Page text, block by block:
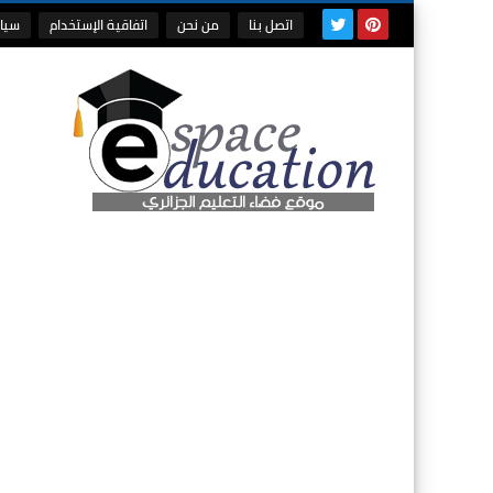
اتصل بنا من نحن اتفاقية الإستخدام